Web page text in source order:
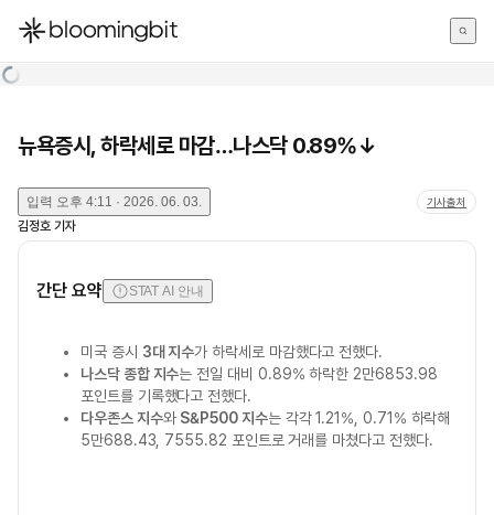
한국어
뉴욕증시, 하락세로 마감…나스닥 0.89%↓
입력 오후 4:11 · 2026. 06. 03. 기사출처
김정호 기자
간단 요약 STAT AI 안내
미국 증시 3대 지수가 하락세로 마감했다고 전했다.
나스닥 종합 지수는 전일 대비 0.89% 하락한 2만6853.98
포인트를 기록했다고 전했다.
다우존스 지수와 S&P500 지수는 각각 1.21%, 0.71% 하락해
5만688.43, 7555.82 포인트로 거래를 마쳤다고 전했다.